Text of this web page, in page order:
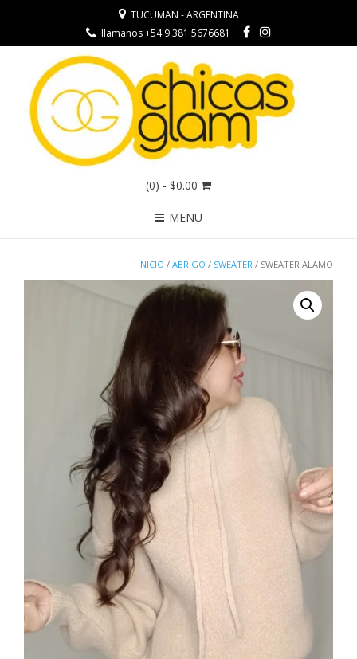
TUCUMAN - ARGENTINA
llamanos +54 9 381 5676681
(0) - $0.00
MENU
INICIO / ABRIGO / SWEATER / SWEATER ALAMO